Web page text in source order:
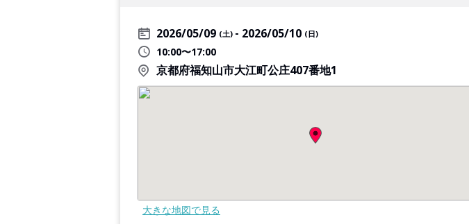
2026/05/09 (土) 2026/05/10 (日)
10:00〜17:00
京都府福知山市大江町公庄407番地1
大きな地図で見る